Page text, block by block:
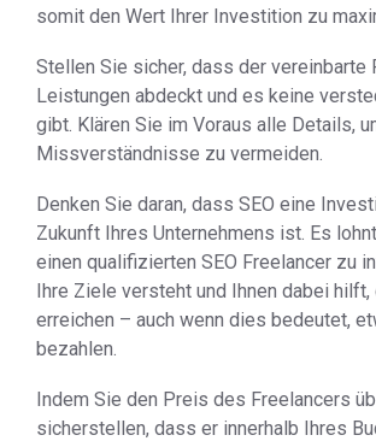
somit den Wert Ihrer Investition zu
Stellen Sie sicher, dass der vereinbarte
Leistungen abdeckt und es keine
gibt. Klären Sie im Voraus alle Details,
Missverständnisse zu vermeiden.
Denken Sie daran, dass SEO eine
Zukunft Ihres Unternehmens ist. Es
einen qualifizierten SEO Freelancer zu
Ihre Ziele versteht und Ihnen dabei
erreichen – auch wenn dies bedeutet,
bezahlen.
Indem Sie den Preis des Freelancers
sicherstellen, dass er innerhalb Ihres